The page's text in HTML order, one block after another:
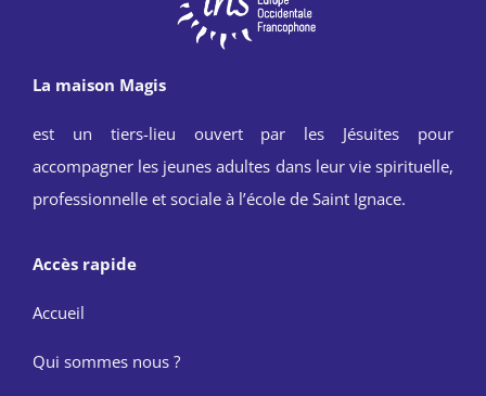
La maison Magis
est un tiers-lieu ouvert par les Jésuites pour
accompagner les jeunes adultes dans leur vie spirituelle,
professionnelle et sociale à l’école de Saint Ignace.
Accès rapide
Accueil
Qui sommes nous ?